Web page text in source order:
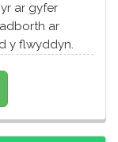
ar gyfer
ar
y flwyddyn.